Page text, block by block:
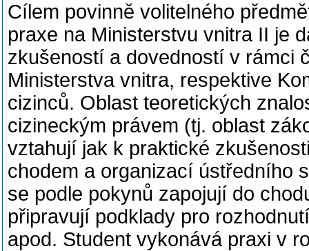
Cílem povinně volitelného
praxe na Ministerstvu vnitra II je
zkušeností a dovedností v rámci
Ministerstva vnitra, respektive
cizinců. Oblast teoretických
cizineckým právem (tj. oblast
vztahují jak k praktické
chodem a organizací ústředního
se podle pokynů zapojují do
připravují podklady pro
apod. Student vykonává praxi v